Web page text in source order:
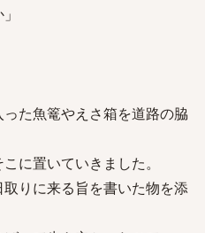
た魚篭やえさ箱を道路の脇
に置いていきました。
りに来る旨を書いた物を添